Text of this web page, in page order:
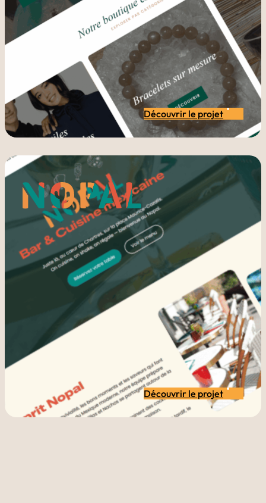
Découvrir le projet
Découvrir le projet